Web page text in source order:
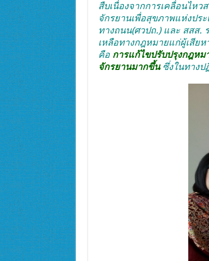
สืบเนื่องจากการเคลื่อนไห
จักรยานเพื่อสุขภาพแห่งปร
ทางถนน(ศวปถ.) และ สสส.
เหลือทางกฎหมายแก่ผู้เสีย
คือ การแก้ไขปรับปรุงกฎห
จักรยานมากขึ้น ซึ่งในทาง